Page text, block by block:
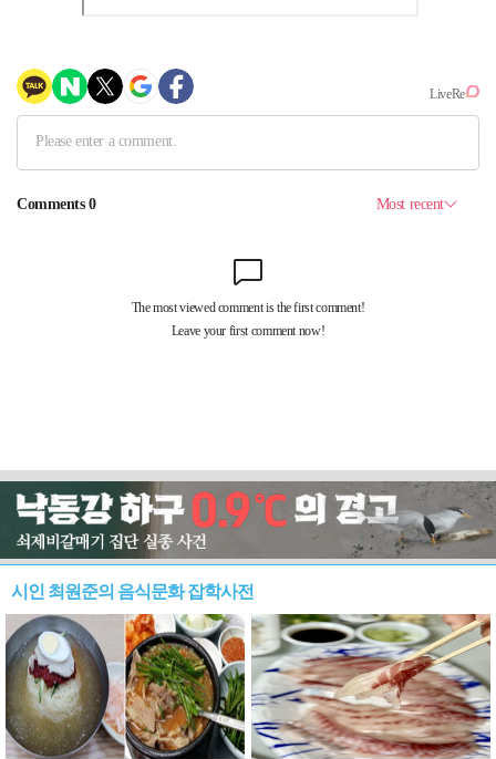
시인 최원준의 음식문화 잡학사전